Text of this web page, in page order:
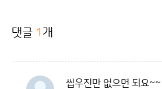
댓글 1 개
씹우진만 없으면 되요~~